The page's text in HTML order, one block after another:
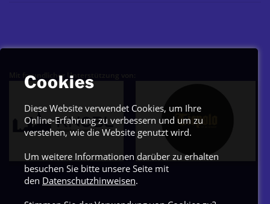
Mit freundlicher Unterstützung von:
Cookies
Diese Website verwendet Cookies, um Ihre
Online-Erfahrung zu verbessern und um zu
verstehen, wie die Website genutzt wird.
Um weitere Informationen darüber zu erhalten
besuchen Sie bitte unsere Seite mit
den Datenschutzhinweisen.